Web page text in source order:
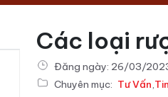
Các loại
Đăng ngày: 26/03/
Chuyên mục: Tư Vấn